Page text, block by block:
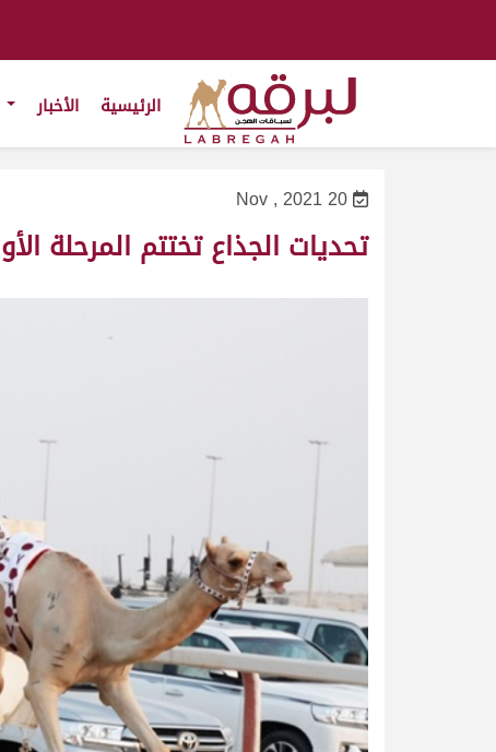
الرئيسية الأخبار
20 Nov , 2021
تحديات الجذاع تختتم المرحلة